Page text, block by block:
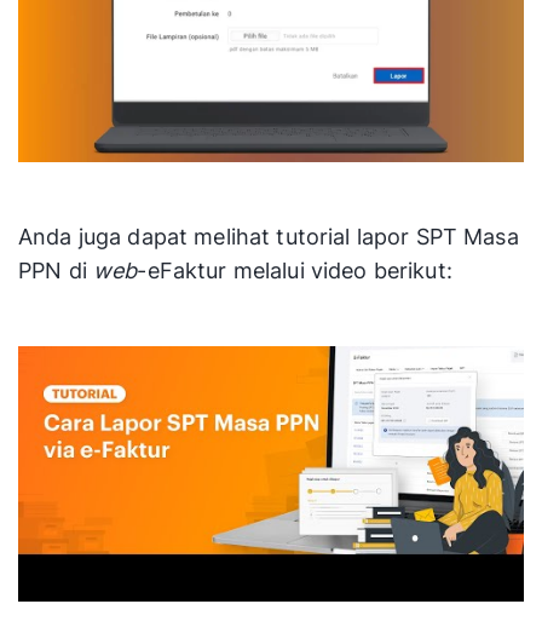
Anda juga dapat melihat tutorial lapor SPT Masa
PPN di web-eFaktur melalui video berikut: